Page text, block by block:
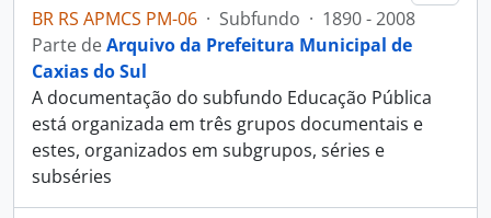
BR RS APMCS PM-06 · Subfundo · 1890 - 2008
Parte deArquivo da Prefeitura Municipal de
Caxias do Sul
A documentação do subfundo Educação Pública
está organizada em três grupos documentais e
estes, organizados em subgrupos, séries e
subséries